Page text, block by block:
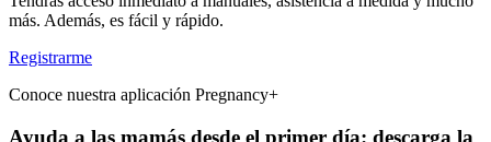
más. Además, es fácil y rápido.
Registrarme
Conoce nuestra aplicación Pregnancy+
Ayuda a las mamás desde el primer día: descarga la